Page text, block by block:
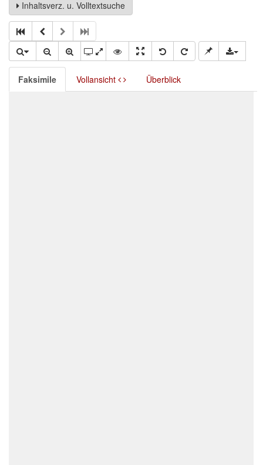
Inhaltsverz. u. Volltextsuche
Faksimile Vollansicht Überblick